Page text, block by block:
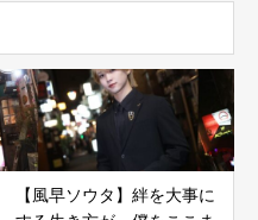
【風早ソウタ】絆を大事に